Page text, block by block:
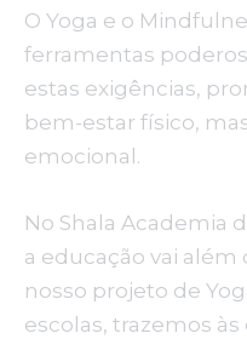
O Yoga e o
ferramentas
estas exigências,
bem-estar físico,
emocional.
No Shala Academia
a educação vai além
nosso projeto de
escolas, trazemos